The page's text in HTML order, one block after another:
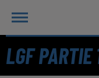
LGF